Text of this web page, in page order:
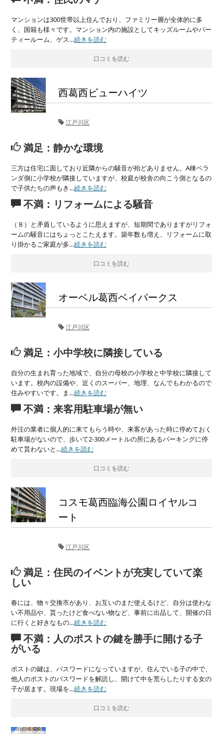
マンションは300世帯以上住んでおり、ファミリー層が全体的に多
く、国籍も様々です。マンション内の施設としてキッズルームやパー
ティールーム、ゲス…続きを読む
口コミを読む
西葛西ビューハイツ
江戸川区
満足：静かな環境
三方は住宅に面しており近隣からの騒音が殆どありません。A棟ベラ
ンダ側に小学校が隣接していますが、校庭が校舎の向こう側となるの
で子供たちの声もき…続きを読む
不満：リフォームによる騒音
（８）と矛盾しているように思えますが、短期間でありますがリフォ
ームの騒音にはちょっとこたえます。築年数も増え、リフォームに取
り掛かるご家庭が多…続きを読む
口コミを読む
オーベル葛西ベイパークス
江戸川区
満足：小中学校に隣接している
自分の生まれ育った地域で、自分の母校の小学校と中学校に隣接して
います。校内の設備や、近くのスーパー、地理、なんでもわかるので
住みやすいです。ま…続きを読む
不満：来客用駐車場が無い
外注の業者に個人的に来てもらう時や、来客があった時に停めておく
駐車場がないので、歩いて2-300メートルの所にあるパーキングに停
めて貰わないと…続きを読む
口コミを読む
コスモ葛西臨海公園ロイヤルコ
ート
江戸川区
満足：住民のイベントが充実していて楽
しい
春には、物々交換市があり、お互いのまだ使えるけど、自分は使わな
い不用品や、貰ったけど食べない物など、事前に出品して、開催の日
に行くと好きなもの…続きを読む
不満：人のポストの鍵を勝手に開ける子
がいる
ポストの鍵は、パスワードになっていますが、住んでいる子の中で、
他人のポストのパスワードを解読し、開けて中を荒らしたりする女の
子が居ます。現場を…続きを読む
口コミを読む